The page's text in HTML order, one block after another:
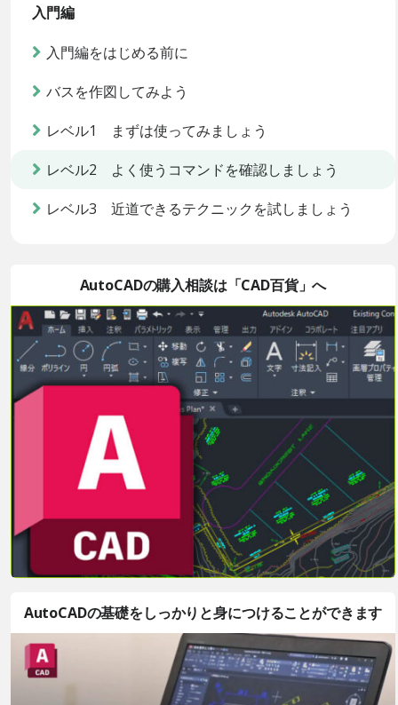
入門編
入門編をはじめる前に
バスを作図してみよう
レベル1 まずは使ってみましょう
レベル2 よく使うコマンドを確認しましょう
レベル3 近道できるテクニックを試しましょう
AutoCADの購入相談は「CAD百貨」へ
AutoCADの基礎をしっかりと身につけることができます